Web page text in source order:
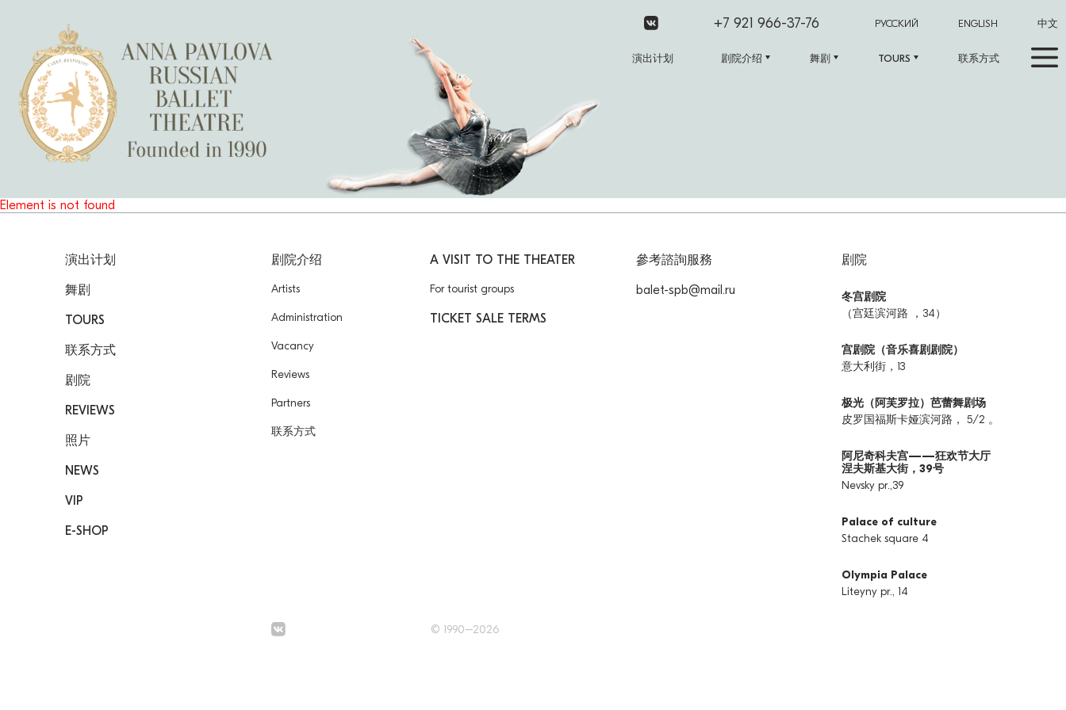
+7 921 966-37-76 РУССКИЙ ENGLISH 中文
演出计划 剧院介绍 舞剧 TOURS 联系方式
Element is not found
演出计划
舞剧
TOURS
联系方式
剧院
REVIEWS
照片
NEWS
VIP
E-SHOP
剧院介绍
Artists
Administration
Vacancy
Reviews
Partners
联系方式
A VISIT TO THE THEATER
For tourist groups
TICKET SALE TERMS
參考諮詢服務
balet-spb@mail.ru
剧院
冬宫剧院
（宫廷滨河路 ，34）
宫剧院（音乐喜剧剧院）
意大利街，13
极光（阿芙罗拉）芭蕾舞剧场
皮罗国福斯卡娅滨河路， 5/2 。
阿尼奇科夫宫——狂欢节大厅
涅夫斯基大街，39号
Nevsky pr.,39
Palace of culture
Stachek square 4
Olympia Palace
Liteyny pr., 14
© 1990–2026